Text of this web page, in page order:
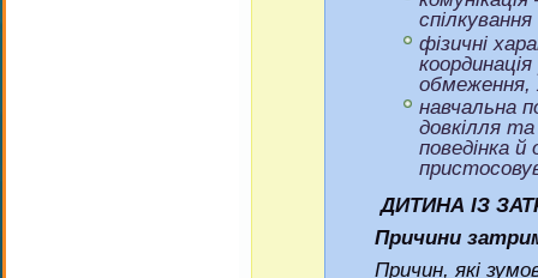
фізичні
обмеження,
навчальна
довкілля та
поведінка
ДИТИНА ІЗ
Причини
Причин, які